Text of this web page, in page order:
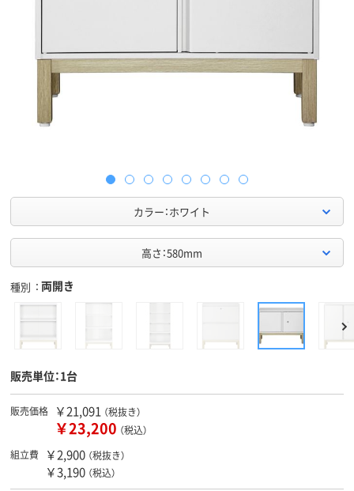
カラー：ホワイト
高さ：580mm
種別 両開き
販売単位：1台
販売価格 ￥21,091 （税抜き）
￥23,200 （税込）
組立費
￥2,900 （税抜き）
￥3,190 （税込）